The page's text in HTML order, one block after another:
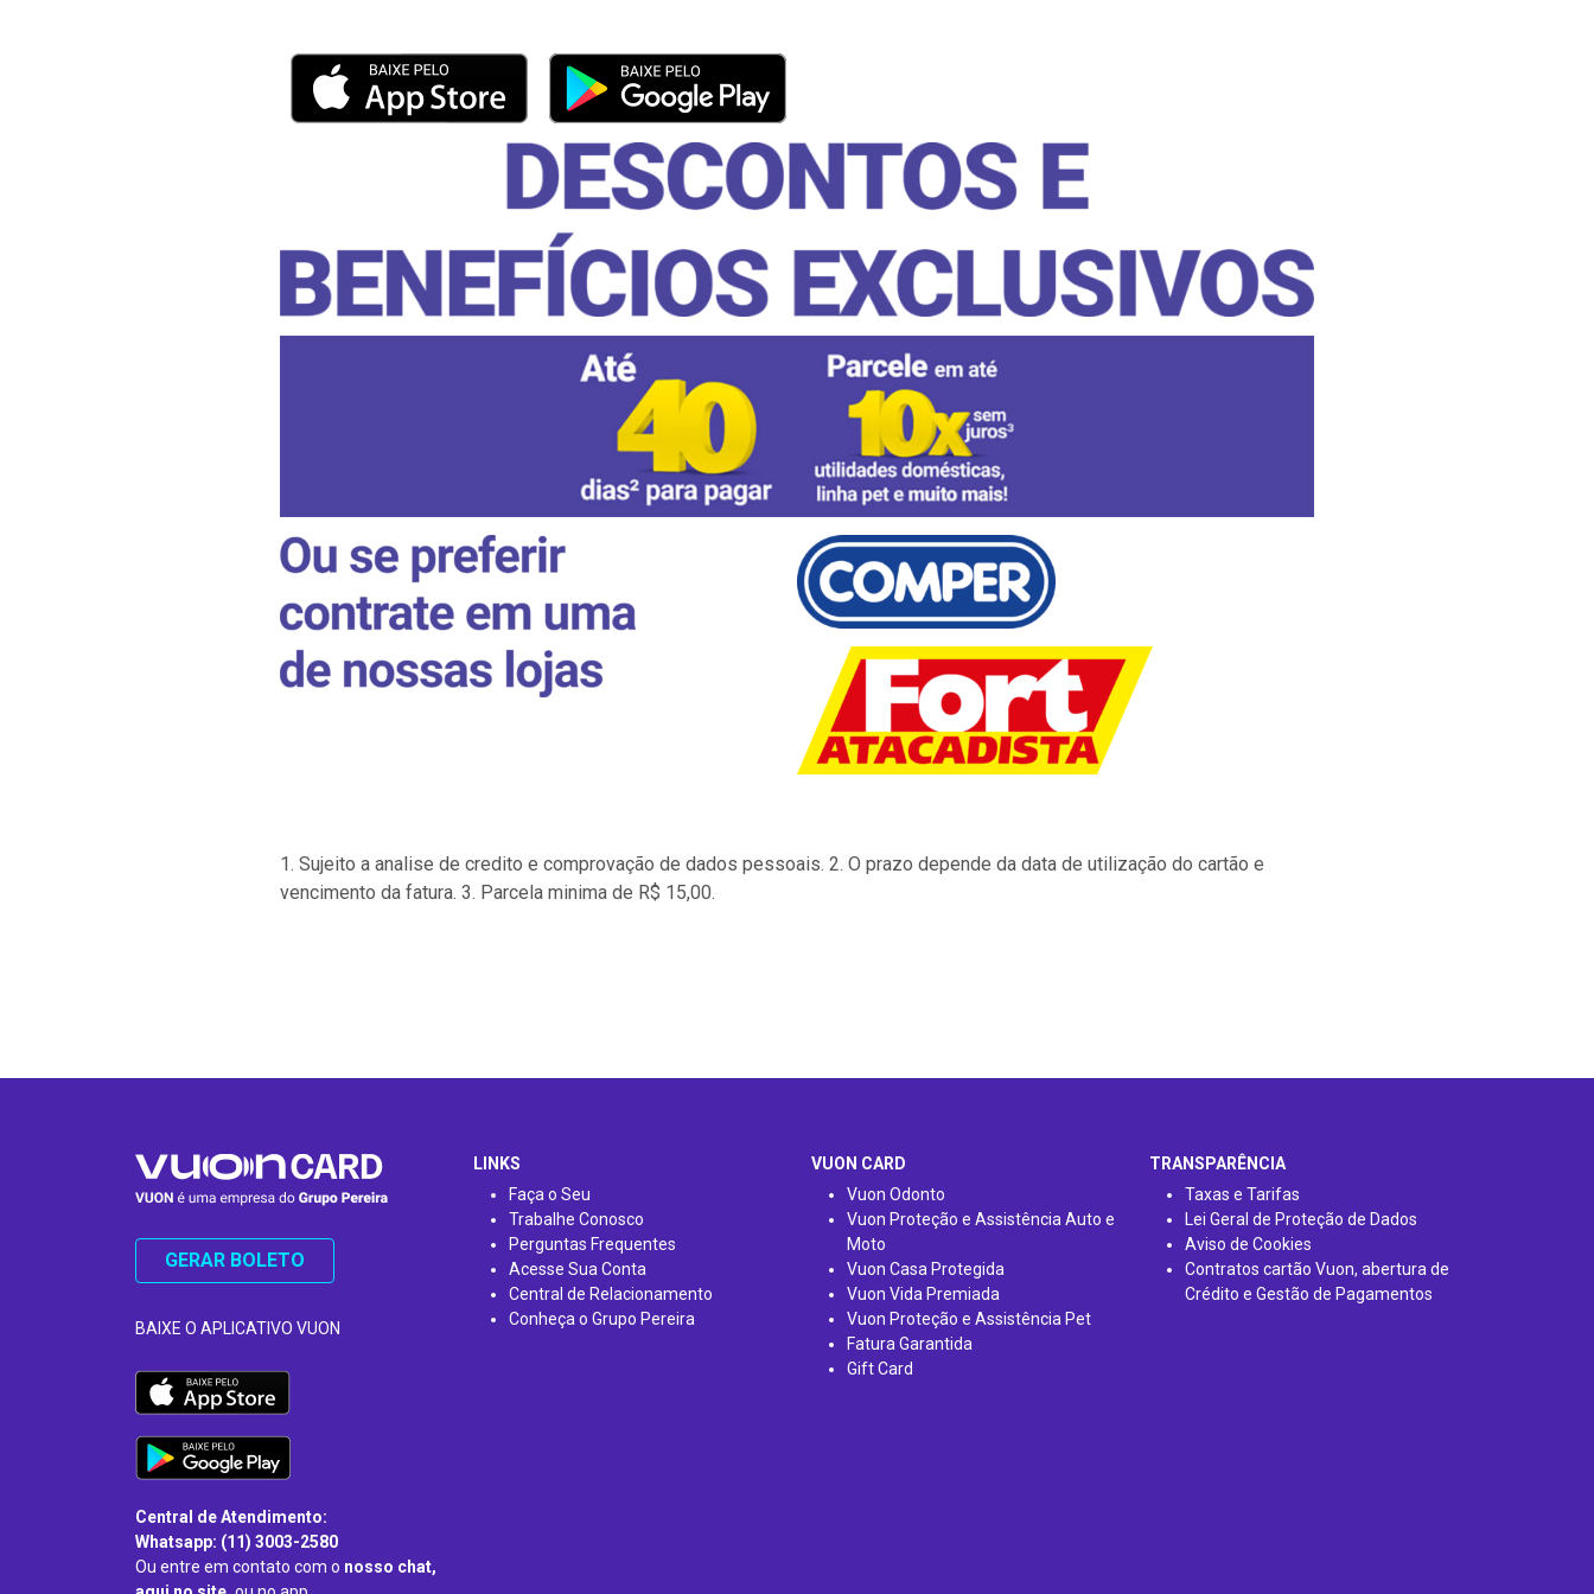
1. Sujeito a analise de credito e comprovação de dados pessoais. 2. O prazo depende da data de utilização do cartão e
vencimento da fatura. 3. Parcela minima de R$ 15,00.
GERAR BOLETO
BAIXE O APLICATIVO VUON
Central de Atendimento:
Whatsapp: (11) 3003-2580
Ou entre em contato com o nosso chat,
LINKS
Faça o Seu
Trabalhe Conosco
Perguntas Frequentes
Acesse Sua Conta
Central de Relacionamento
Conheça o Grupo Pereira
VUON CARD
Vuon Odonto
Vuon Proteção e Assistência Auto e
Moto
Vuon Casa Protegida
Vuon Vida Premiada
Vuon Proteção e Assistência Pet
Fatura Garantida
Gift Card
TRANSPARÊNCIA
Taxas e Tarifas
Lei Geral de Proteção de Dados
Aviso de Cookies
Contratos cartão Vuon, abertura de
Crédito e Gestão de Pagamentos